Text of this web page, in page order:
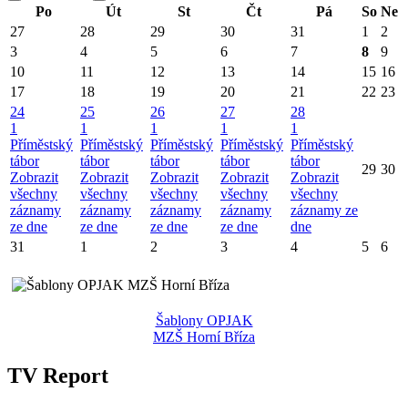
Po
Út St Čt Pá So Ne
27
28 29 30 31 1
2
3
4 5 6 7 8
9
10
11 12 13 14 15 16
17
18 19 20 21 22 23
24
1
Příměstský
tábor
Zobrazit
všechny
záznamy
ze dne
25
1
Příměstský
tábor
Zobrazit
všechny
záznamy
ze dne
26
1
Příměstský
tábor
Zobrazit
všechny
záznamy
ze dne
27
1
Příměstský
tábor
Zobrazit
všechny
záznamy
ze dne
28
1
Příměstský
tábor
Zobrazit
všechny
záznamy ze
dne
29 30
31 1 2 3 4 5 6
Šablony OPJAK
MZŠ Horní Bříza
TV Report